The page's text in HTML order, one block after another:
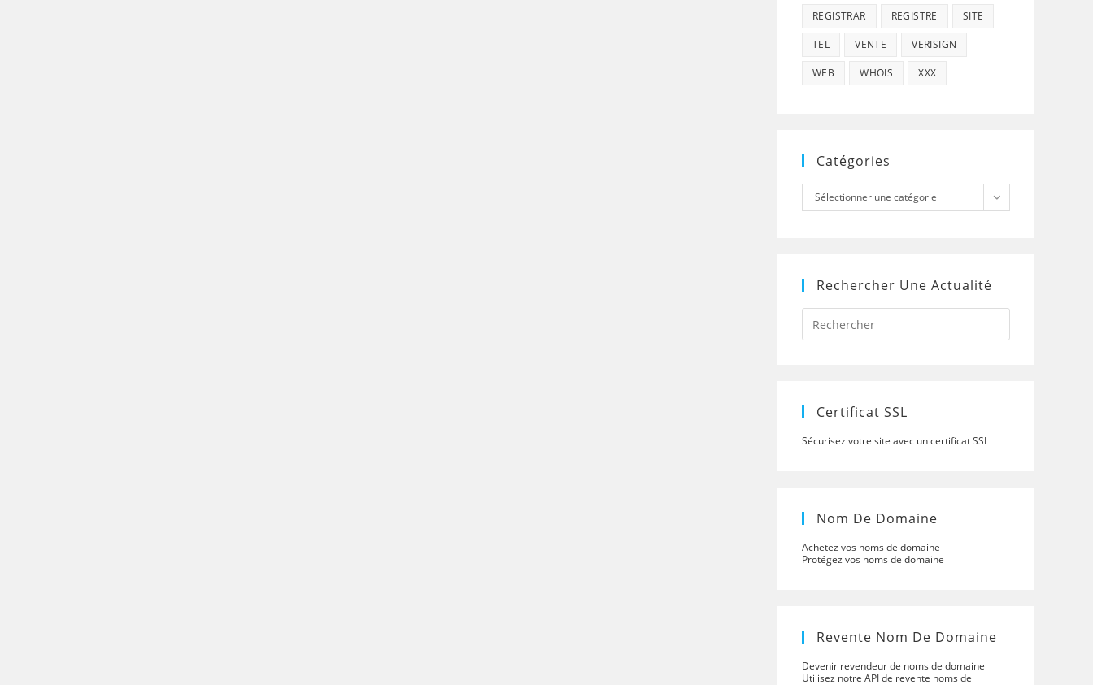
REGISTRAR REGISTRE SITE
TEL VENTE VERISIGN
WEB WHOIS XXX
Catégories
Catégories
Sélectionner une catégorie
Rechercher Une Actualité
Press
to
Certificat SSL
Sécurisez votre site avec un certificat SSL
Nom De Domaine
Achetez vos noms de domaine
Protégez vos noms de domaine
Revente Nom De Domaine
Devenir revendeur de noms de domaine
Utilisez notre API de revente noms de